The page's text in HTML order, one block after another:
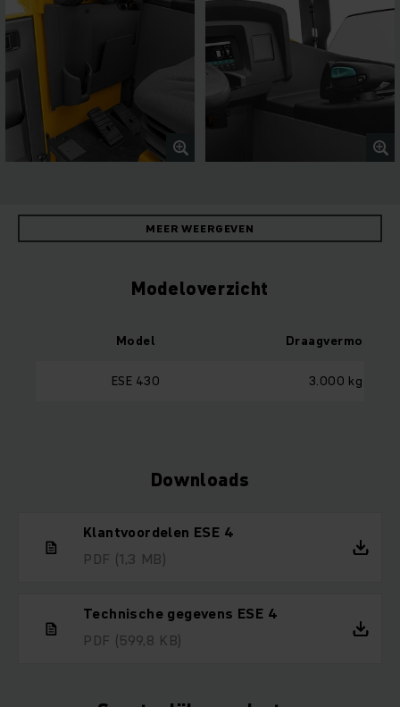
MEER WEERGEVEN
Modeloverzicht
Model Draagvermogen
ESE 430 3.000 kg
Downloads
Klantvoordelen ESE 4
PDF (1,3 MB)
Technische gegevens ESE 4
PDF (599,8 KB)